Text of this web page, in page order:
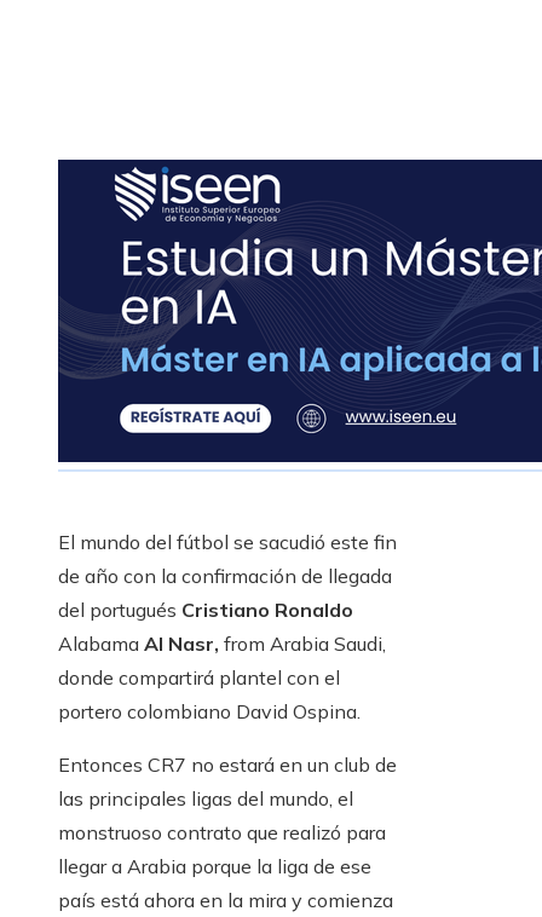
El mundo del fútbol se sacudió este fin
de año con la confirmación de llegada
del portugués Cristiano Ronaldo
Alabama Al Nasr, from Arabia Saudi,
donde compartirá plantel con el
portero colombiano David Ospina.
Entonces CR7 no estará en un club de
las principales ligas del mundo, el
monstruoso contrato que realizó para
llegar a Arabia porque la liga de ese
país está ahora en la mira y comienza